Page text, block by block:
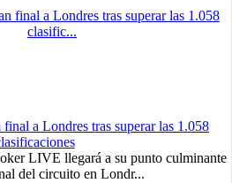
final a Londres tras superar las 1.058
clasific...
LIVE llegará a su punto culminante
del circuito en Londr...